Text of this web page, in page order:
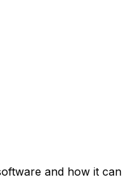
and how it